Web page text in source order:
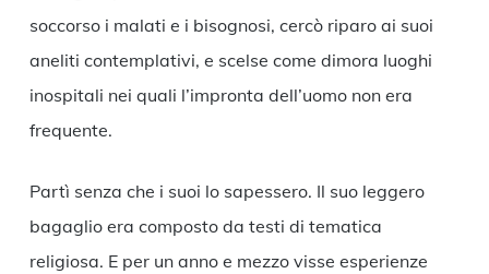
soccorso i malati e i bisognosi, cercò riparo ai suoi
aneliti contemplativi, e scelse come dimora luoghi
inospitali nei quali l’impronta dell’uomo non era
frequente.
Partì senza che i suoi lo sapessero. Il suo leggero
bagaglio era composto da testi di tematica
religiosa. E per un anno e mezzo visse esperienze